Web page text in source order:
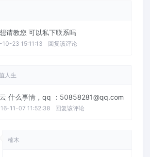
请教您 可以私下联系吗
10-23 15:11:13 回复该评论
人生
什么事情，qq ：50858281@qq.com
11-07 11:52:38 回复该评论
楠木